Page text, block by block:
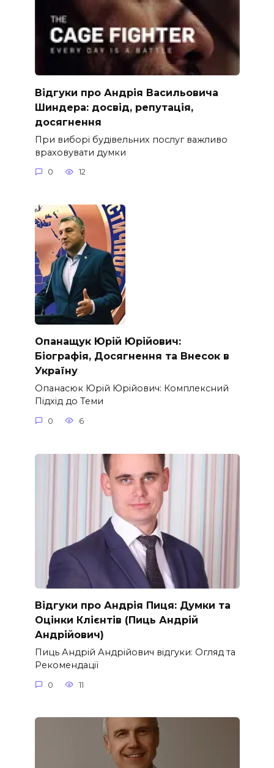
Відгуки про Андрія Васильовича
Шиндера: досвід, репутація,
досягнення
При виборі будівельних послуг важливо
враховувати думки
0 12
Опанащук Юрій Юрійович:
Біографія, Досягнення та Внесок в
Україну
Опанасюк Юрій Юрійович: Комплексний
Підхід до Теми
0 6
Відгуки про Андрія Пиця: Думки та
Оцінки Клієнтів (Пиць Андрій
Андрійович)
Пиць Андрій Андрійович відгуки: Огляд та
Рекомендації
0 11